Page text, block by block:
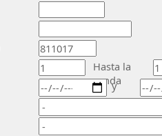
Hasta la
ronda
y